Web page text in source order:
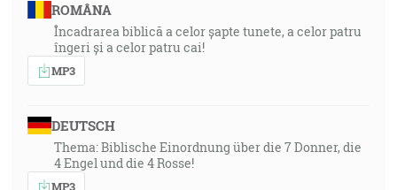
ROMÂNA
Încadrarea biblică a celor șapte tunete, a celor patru
îngeri și a celor patru cai!
MP3
DEUTSCH
Thema: Biblische Einordnung über die 7 Donner, die
4 Engel und die 4 Rosse!
MP3